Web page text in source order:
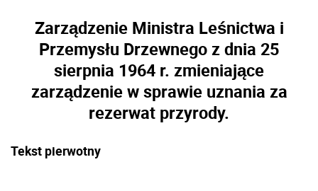
Zarządzenie Ministra Leśnictwa i
Przemysłu Drzewnego z dnia 25
sierpnia 1964 r. zmieniające
zarządzenie w sprawie uznania za
rezerwat przyrody.
Tekst pierwotny